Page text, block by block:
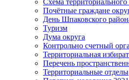
Схема
Почётные граждане
День Шпаковского
Туризм
Дума округа
Контрольно счетный
Территориальная
Перечень
Территориальные отделы